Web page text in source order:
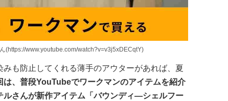
(https://www.youtube.com/watch?v=v3j5xDECqtY)
も防止してくれる薄手のアウターがあれば、夏
は、普段YouTubeでワークマンのアイテムを紹介
ルさんが新作アイテム「バウンディ―シェルフー